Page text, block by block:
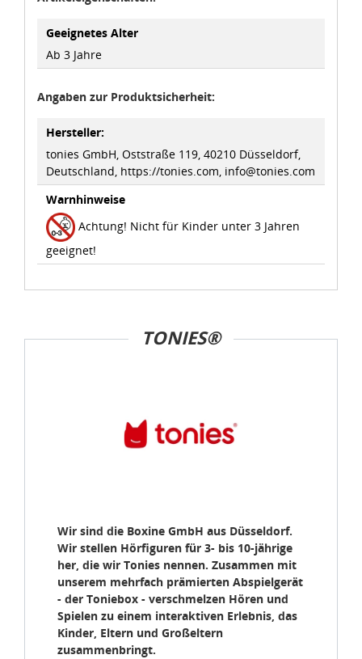
dass die Datenschutzvorgaben der EU auch bei der
Verarbeitung von Daten in den USA eingehalten werden.
Sie können die Cookie-Einwilligung jederzeit links unten
idee+spiel Betriebs-GmbH
Geeignetes Alter
Ab 3 Jahre
Angaben zur Produktsicherheit:
Hersteller:
tonies GmbH, Oststraße 119, 40210 Düsseldorf,
Deutschland, https://tonies.com, info@tonies.com
Warnhinweise
Achtung! Nicht für Kinder unter 3 Jahren
geeignet!
TONIES®
Wir sind die Boxine GmbH aus Düsseldorf.
Wir stellen Hörfiguren für 3- bis 10-jährige
her, die wir Tonies nennen. Zusammen mit
unserem mehrfach prämierten Abspielgerät
- der Toniebox - verschmelzen Hören und
Spielen zu einem interaktiven Erlebnis, das
Kinder, Eltern und Großeltern
zusammenbringt.